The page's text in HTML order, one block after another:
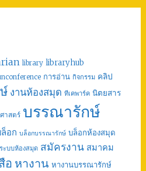
library libraryhub
การอ่าน กิจกรรม คลิป
งานห้องสมุด ทีเคพาร์ค นิตยสาร
าสตร์ บรรณารักษ์
อก บล็อกบรรณารักษ์ บล็อกห้องสมุด
ระบบห้องสมุด สมัครงาน สมาคม
อ หางาน หางานบรรณารักษ์